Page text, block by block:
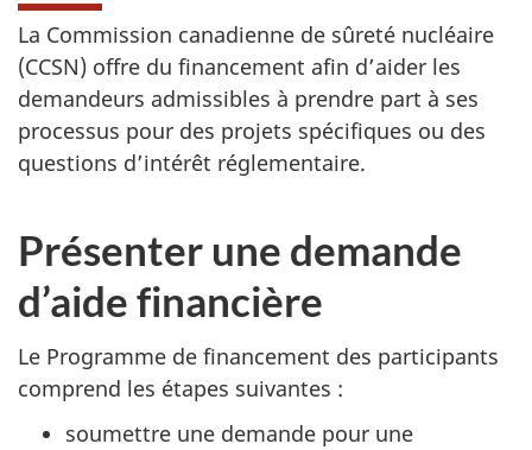
La Commission canadienne de sûreté nucléaire
(CCSN) offre du financement afin d’aider les
demandeurs admissibles à prendre part à ses
processus pour des projets spécifiques ou des
questions d’intérêt réglementaire.
Présenter une demande
d’aide financière
Le Programme de financement des participants
comprend les étapes suivantes :
soumettre une demande pour une